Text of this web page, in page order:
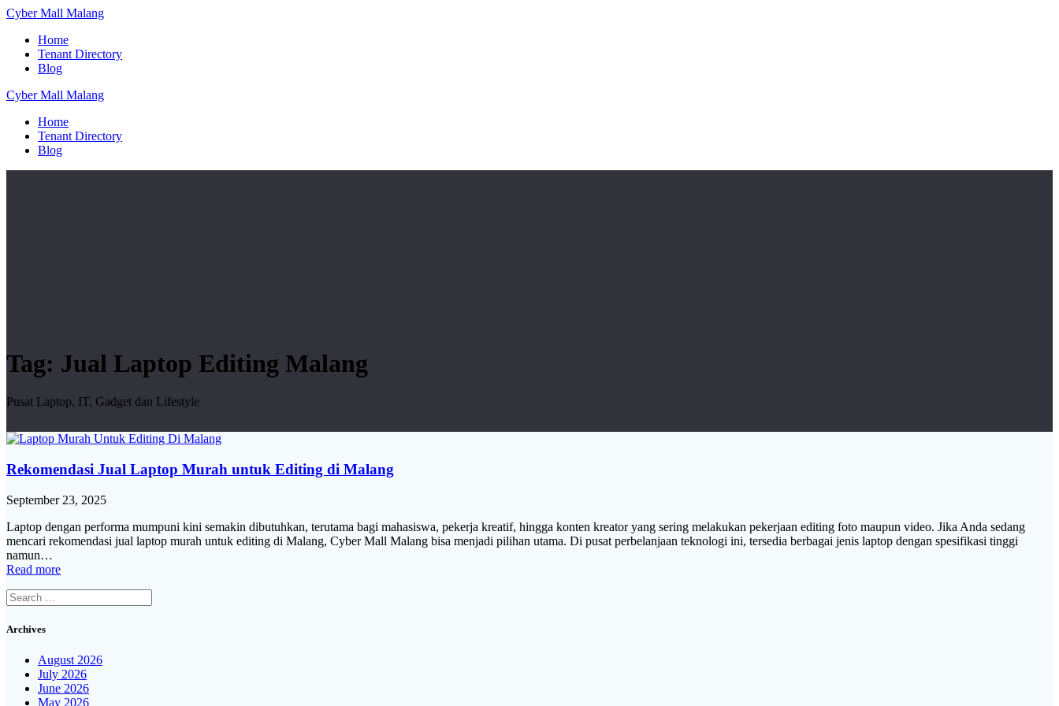
Skip
content
CyberMall Malang
Home
Tenant Directory
Blog
CyberMall Malang
Home
Tenant Directory
Blog
Tag: Jual Laptop Editing Malang
Pusat Laptop, IT, Gadget dan Lifestyle
Rekomendasi Jual Laptop Murah untuk Editing di Malang
September 23, 2025
Laptop dengan performa mumpuni kini semakin dibutuhkan, terutama bagi mahasiswa, pekerja kreatif, hingga konten kreator yang sering melakukan pekerjaan editing foto maupun video. Jika Anda sedang
mencari rekomendasi jual laptop murah untuk editing di Malang, Cyber Mall Malang bisa menjadi pilihan utama. Di pusat perbelanjaan teknologi ini, tersedia berbagai jenis laptop dengan spesifikasi tinggi
namun…
Read more
Search
for:
Archives
August 2026
July 2026
June 2026
May 2026